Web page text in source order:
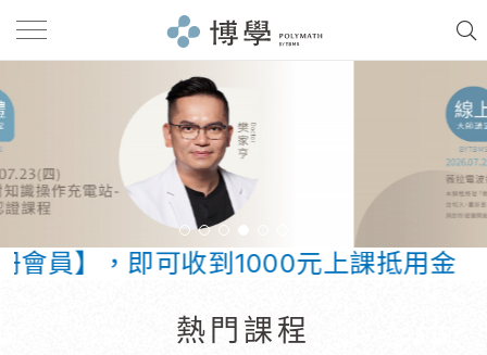
員】，即可收到1000元上課抵用金
熱門課程